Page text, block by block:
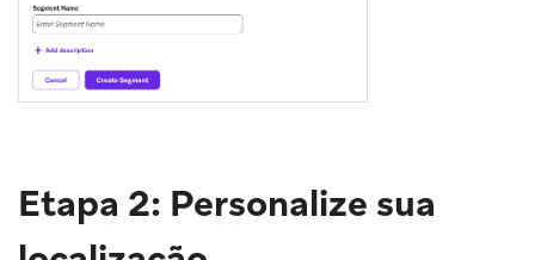
Etapa 2: Personalize sua